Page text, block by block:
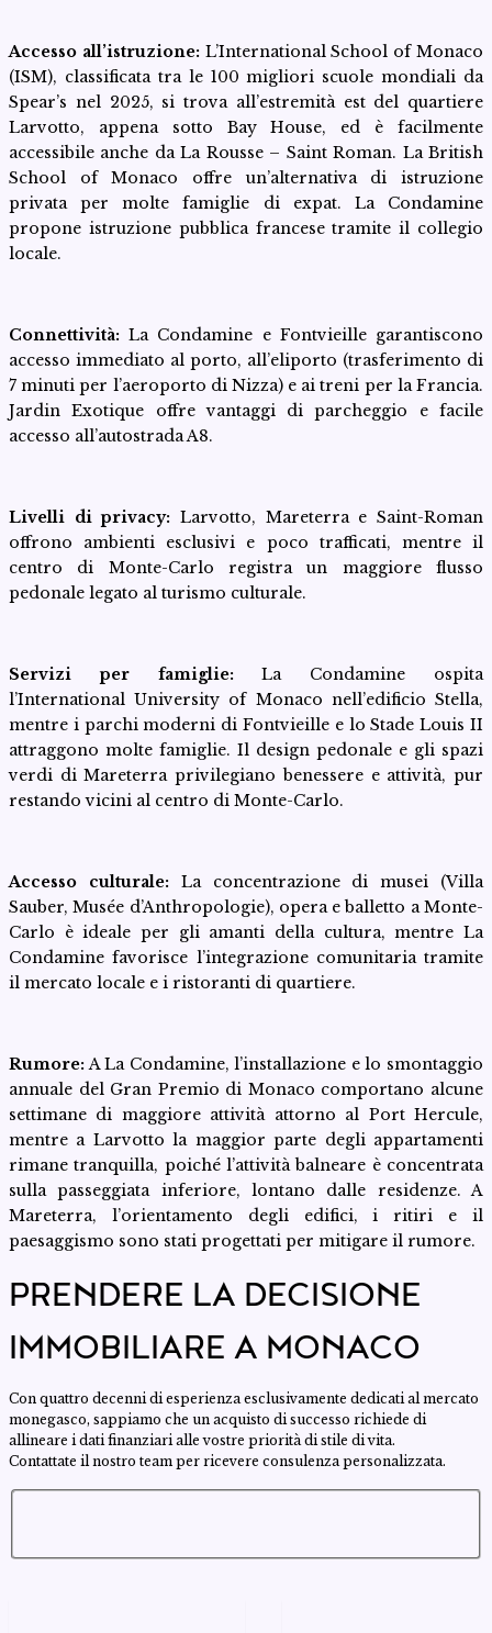
Accesso all’istruzione:L’International School of Monaco
(ISM), classificata tra le 100 migliori scuole mondiali da
Spear’s nel 2025, si trova all’estremità est del quartiere
Larvotto, appena sotto Bay House, ed è facilmente
accessibile anche da La Rousse – Saint Roman. La British
School of Monaco offre un’alternativa di istruzione
privata per molte famiglie di expat. La Condamine
propone istruzione pubblica francese tramite il collegio
locale.
Connettività: La Condamine e Fontvieille garantiscono
accesso immediato al porto, all’eliporto (trasferimento di
7 minuti per l’aeroporto di Nizza) e ai treni per la Francia.
Jardin Exotique offre vantaggi di parcheggio e facile
accesso all’autostrada A8.
Livelli di privacy: Larvotto, Mareterra e Saint-Roman
offrono ambienti esclusivi e poco trafficati, mentre il
centro di Monte-Carlo registra un maggiore flusso
pedonale legato al turismo culturale.
Servizi per famiglie:La Condamine ospita
l’International University of Monaco nell’edificio Stella,
mentre i parchi moderni di Fontvieille e lo Stade Louis II
attraggono molte famiglie. Il design pedonale e gli spazi
verdi di Mareterra privilegiano benessere e attività, pur
restando vicini al centro di Monte-Carlo.
Accesso culturale:La concentrazione di musei (Villa
Sauber, Musée d’Anthropologie), opera e balletto a Monte-
Carlo è ideale per gli amanti della cultura, mentre La
Condamine favorisce l’integrazione comunitaria tramite
il mercato locale e i ristoranti di quartiere.
Rumore:A La Condamine, l’installazione e lo smontaggio
annuale del Gran Premio di Monaco comportano alcune
settimane di maggiore attività attorno al Port Hercule,
mentre a Larvotto la maggior parte degli appartamenti
rimane tranquilla, poiché l’attività balneare è concentrata
sulla passeggiata inferiore, lontano dalle residenze. A
Mareterra, l’orientamento degli edifici, i ritiri e il
paesaggismo sono stati progettati per mitigare il rumore.
PRENDERE LA DECISIONE
IMMOBILIARE A MONACO
Con quattro decenni di esperienza esclusivamente dedicati al mercato
monegasco, sappiamo che un acquisto di successo richiede di
allineare i dati finanziari alle vostre priorità di stile di vita.
Contattate il nostro team per ricevere consulenza personalizzata.